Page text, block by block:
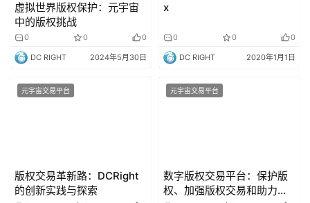
虚拟世界版权保护：元宇宙
中的版权挑战
0 0 0
DC RIGHT 2024年5月30日
x
0 0 0
DC RIGHT 2020年1月1日
元宇宙交易平台
版权交易革新路：DCRight
的创新实践与探索
元宇宙交易平台
数字版权交易平台：保护版
权、加强版权交易和助力南